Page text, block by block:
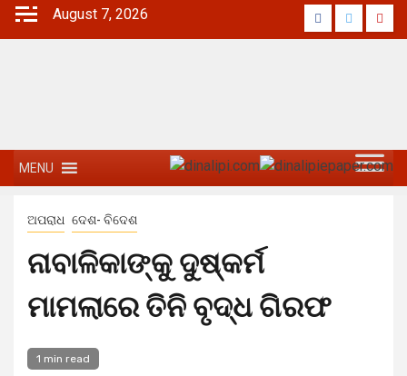
August 7, 2026
MENU
ଅପରାଧ ଦେଶ- ବିଦେଶ
ନାବାଳିକାଙ୍କୁ ଦୁଷ୍କର୍ମ
ମାମଲାରେ ତିନି ବୃଦ୍ଧ ଗିରଫ
1 min read